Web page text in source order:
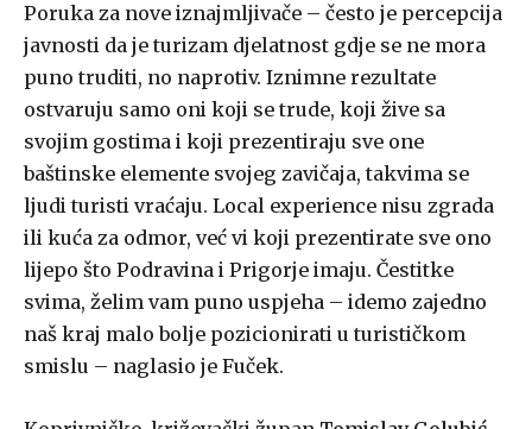
Poruka za nove iznajmljivače – često je percepcija
javnosti da je turizam djelatnost gdje se ne mora
puno truditi, no naprotiv. Iznimne rezultate
ostvaruju samo oni koji se trude, koji žive sa
svojim gostima i koji prezentiraju sve one
baštinske elemente svojeg zavičaja, takvima se
ljudi turisti vraćaju. Local experience nisu zgrada
ili kuća za odmor, već vi koji prezentirate sve ono
lijepo što Podravina i Prigorje imaju. Čestitke
svima, želim vam puno uspjeha – idemo zajedno
naš kraj malo bolje pozicionirati u turističkom
smislu – naglasio je Fuček.